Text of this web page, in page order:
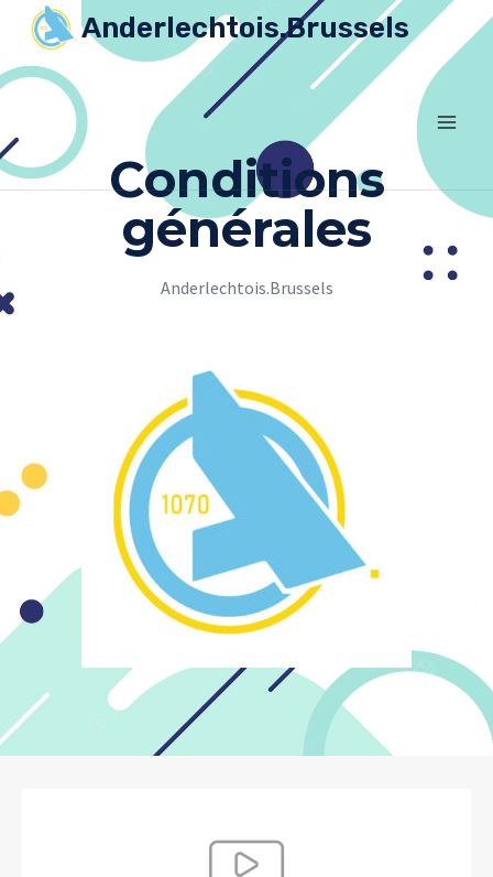
Anderlechtois.Brussels
Conditions
générales
Anderlechtois.Brussels